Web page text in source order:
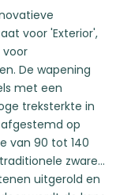
voor 'Exterior',
De wapening
met een
treksterkte in
op
van 90 tot 140
zware
uitgerold en